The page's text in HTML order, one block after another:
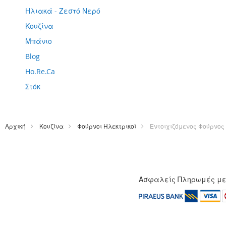
Ηλιακά - Ζεστό Νερό
Κουζίνα
Μπάνιο
Blog
Ho.Re.Ca
Στόκ
Αρχική Κουζίνα Φούρνοι Ηλεκτρικοί Εντοιχιζόμενος Φούρνος
Ασφαλείς Πληρωμές με